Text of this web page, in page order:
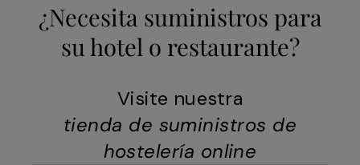
¿Necesita suministros para
su hotel o restaurante?
Visite nuestra
tienda de suministros de
hostelería online